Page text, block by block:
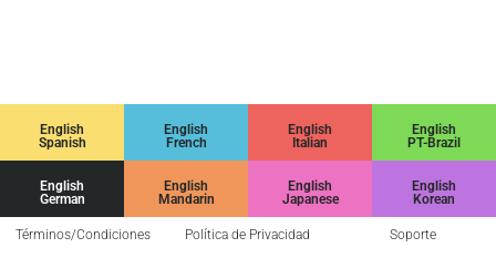
English
Spanish
English
French
English
Italian
English
PT-Brazil
English
German
English
Mandarin
English
Japanese
English
Korean
Términos/Condiciones Política de Privacidad Soporte